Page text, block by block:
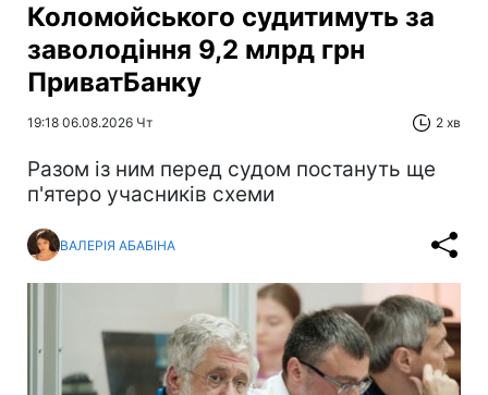
Коломойського судитимуть за
заволодіння 9,2 млрд грн
ПриватБанку
19:18 06.08.2026 Чт 2 хв
Разом із ним перед судом постануть ще
п'ятеро учасників схеми
ВАЛЕРІЯ АБАБІНА